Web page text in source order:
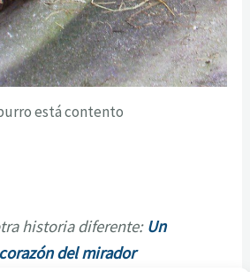
está contento
historia diferente: Un
del mirador